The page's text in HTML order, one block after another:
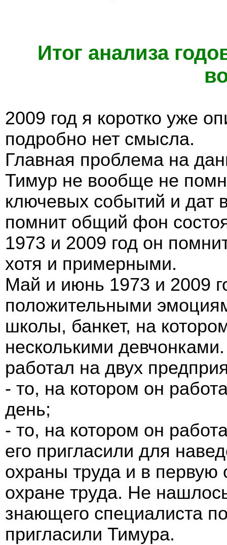
Итог анализа
2009 год я коротко уже
подробно нет смысла.
Главная проблема на
Тимур не вообще не
ключевых событий и дат
помнит общий фон
1973 и 2009 год он
хотя и примерными.
Май и июнь 1973 и 2009
положительными
школы, банкет, на
несколькими
работал на двух
- то, на котором он
день;
- то, на котором он
его пригласили для
охраны труда и в первую
охране труда. Не
знающего специалиста
пригласили Тимура.